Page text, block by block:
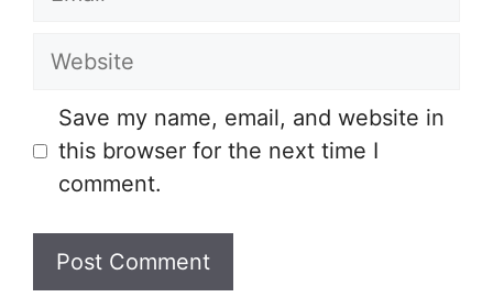
Website
Save my name, email, and website in
this browser for the next time I
comment.